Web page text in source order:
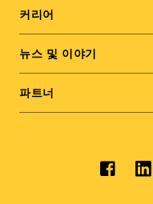
커리어
뉴스 및 이야기
파트너
Social